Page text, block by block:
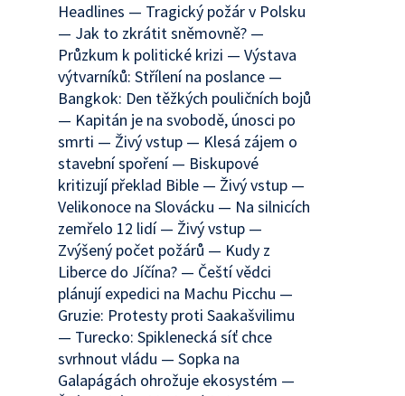
Headlines — Tragický požár v Polsku
— Jak to zkrátit sněmovně? —
Průzkum k politické krizi — Výstava
výtvarníků: Střílení na poslance —
Bangkok: Den těžkých pouličních bojů
— Kapitán je na svobodě, únosci po
smrti — Živý vstup — Klesá zájem o
stavební spoření — Biskupové
kritizují překlad Bible — Živý vstup —
Velikonoce na Slovácku — Na silnicích
zemřelo 12 lidí — Živý vstup —
Zvýšený počet požárů — Kudy z
Liberce do Jíčína? — Čeští vědci
plánují expedici na Machu Picchu —
Gruzie: Protesty proti Saakašvilimu
— Turecko: Spiklenecká síť chce
svrhnout vládu — Sopka na
Galapágách ohrožuje ekosystém —